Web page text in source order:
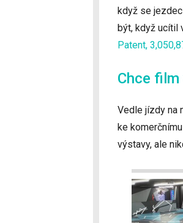
když se
být, když ucítil
Patent,
Chce film
Vedle jízdy na
ke
výstavy, ale